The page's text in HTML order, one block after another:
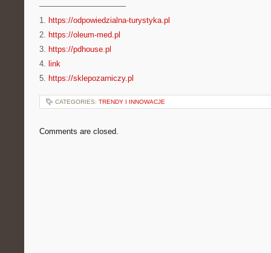
———————————
1. https://odpowiedzialna-turystyka.pl
2. https://oleum-med.pl
3. https://pdhouse.pl
4. link
5. https://sklepozarniczy.pl
CATEGORIES: TRENDY I INNOWACJE
Comments are closed.